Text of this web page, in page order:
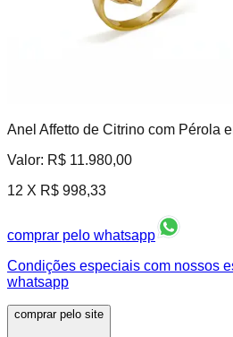
Anel Affetto de Citrino com Pérola
Valor: R$ 11.980,00
12 X R$ 998,33
comprar pelo whatsapp
Condições especiais com nossos
whatsapp
comprar pelo site